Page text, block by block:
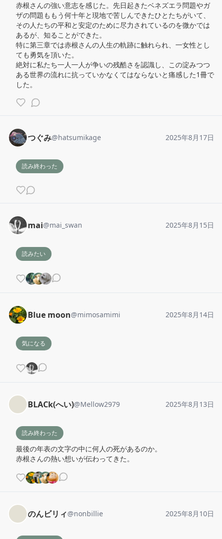
赤根さんの強い意志を感じた。先日起きたベネズエラ問題やガ
ザの問題ももう何十年と現地で苦しんできたひとたちがいて、
その人たちの平和と安定のために尽力されているのを微かでは
あるが、知ることができた。
特に第三章では赤根さんの人生の軌跡に触れられ、一女性とし
ても勇気を頂いた。
絶対に私たち一人一人が争いの残酷さを認識し、この淀みつつ
ある世界の流れに抗っていかなくてはならないと痛感した1冊で
した。
つぐみ@hatsumikage 2025年8月17日
読み終わった
mai@mai_swan 2025年8月15日
読みたい
Blue moon@mimosamimi 2025年8月14日
気になる
BLACk(へい)@Mellow2979 2025年8月13日
読み終わった
最後の年表の文字の中に何人の死があるのか。
赤根さんの熱い想いが伝わってきた。
のんビリィ@nonbillie 2025年8月10日